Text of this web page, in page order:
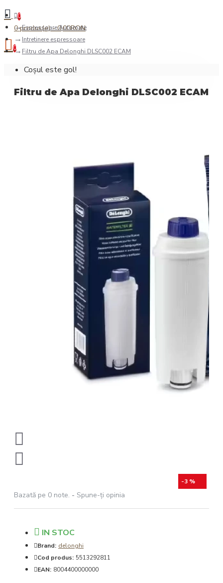
0
0 produs(e) - 0,00RON
0
Coșul este gol!
Espressoare Automate
Intretinere espressoare
Filtru de Apa Delonghi DLSC002 ECAM
Filtru de Apa Delonghi DLSC002 ECAM
-3 %
Bazată pe 0 note. - Spune-ţi opinia
IN STOC
Brand: delonghi
Cod produs: 5513292811
EAN: 8004400000000